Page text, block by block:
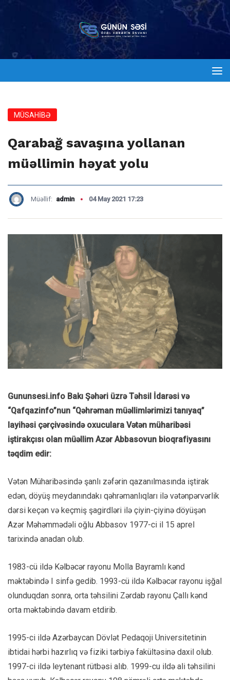
MÜSAHİBƏ
Qarabağ savaşına yollanan
müəllimin həyat yolu
Müəllif: admin 04 May 2021 17:23
Gununsesi.info Bakı Şəhəri üzrə Təhsil İdarəsi və
“Qafqazinfo”nun “Qəhrəman müəllimlərimizi tanıyaq”
layihəsi çərçivəsində oxuculara Vətən müharibəsi
iştirakçısı olan müəllim Azər Abbasovun bioqrafiyasını
təqdim edir:
Vətən Müharibəsində şanlı zəfərin qazanılmasında iştirak
edən, döyüş meydanındakı qəhrəmanlıqları ilə vətənpərvərlik
dərsi keçən və keçmiş şagirdləri ilə çiyin-çiyinə döyüşən
Azər Məhəmmədəli oğlu Abbasov 1977-ci il 15 aprel
tarixində anadan olub.
1983-cü ildə Kəlbəcər rayonu Molla Bayramlı kənd
məktəbində I sinfə gedib. 1993-cü ildə Kəlbəcər rayonu işğal
olunduqdan sonra, orta təhsilini Zərdab rayonu Çallı kənd
orta məktəbində davam etdirib.
1995-ci ildə Azərbaycan Dövlət Pedaqoji Universitetinin
ibtidai hərbi hazırlıq və fiziki tərbiyə fakültəsinə daxil olub.
1997-ci ildə leytenant rütbəsi alıb. 1999-cu ildə ali təhsilini